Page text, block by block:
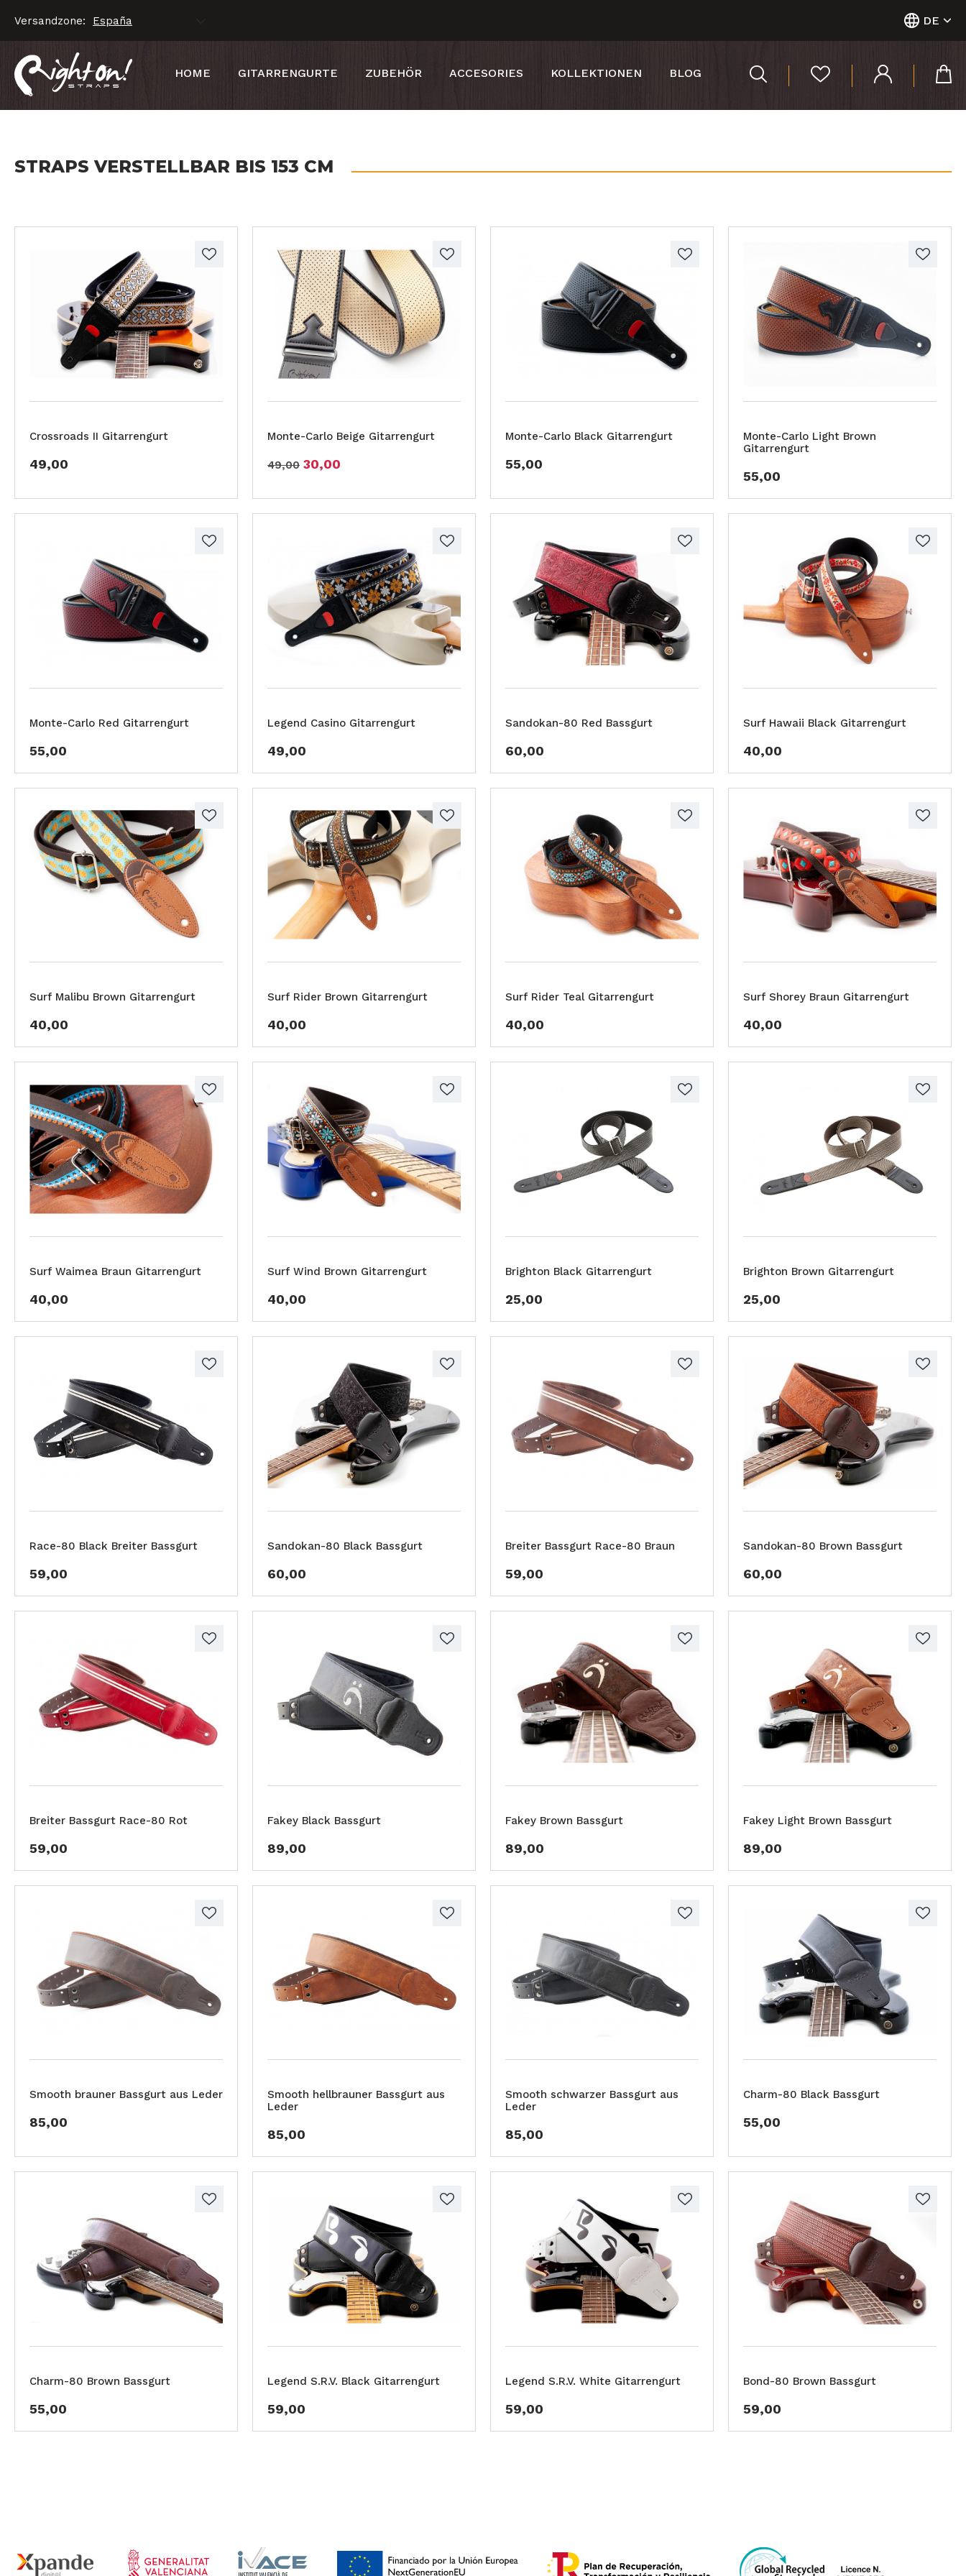
Versandzone: DE
HOME GITARRENGURTE ZUBEHÖR ACCESORIES KOLLEKTIONEN BLOG
STRAPS VERSTELLBAR BIS 153 CM
Crossroads II Gitarrengurt
49,00
Monte-Carlo Beige Gitarrengurt
49,00 30,00
Monte-Carlo Black Gitarrengurt
55,00
Monte-Carlo Light Brown
Gitarrengurt
55,00
Monte-Carlo Red Gitarrengurt
55,00
Legend Casino Gitarrengurt
49,00
Sandokan-80 Red Bassgurt
60,00
Surf Hawaii Black Gitarrengurt
40,00
Surf Malibu Brown Gitarrengurt
40,00
Surf Rider Brown Gitarrengurt
40,00
Surf Rider Teal Gitarrengurt
40,00
Surf Shorey Braun Gitarrengurt
40,00
Surf Waimea Braun Gitarrengurt
40,00
Surf Wind Brown Gitarrengurt
40,00
Brighton Black Gitarrengurt
25,00
Brighton Brown Gitarrengurt
25,00
Race-80 Black Breiter Bassgurt
59,00
Sandokan-80 Black Bassgurt
60,00
Breiter Bassgurt Race-80 Braun
59,00
Sandokan-80 Brown Bassgurt
60,00
Breiter Bassgurt Race-80 Rot
59,00
Fakey Black Bassgurt
89,00
Fakey Brown Bassgurt
89,00
Fakey Light Brown Bassgurt
89,00
Smooth brauner Bassgurt aus Leder
85,00
Smooth hellbrauner Bassgurt aus
Leder
85,00
Smooth schwarzer Bassgurt aus
Leder
85,00
Charm-80 Black Bassgurt
55,00
Charm-80 Brown Bassgurt
55,00
Legend S.R.V. Black Gitarrengurt
59,00
Legend S.R.V. White Gitarrengurt
59,00
Bond-80 Brown Bassgurt
59,00